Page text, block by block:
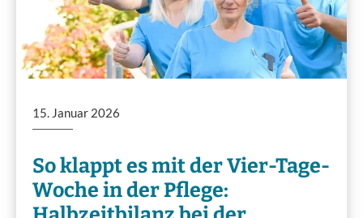
15. Januar 2026
So klappt es mit der Vier-Tage-
Woche in der Pflege: